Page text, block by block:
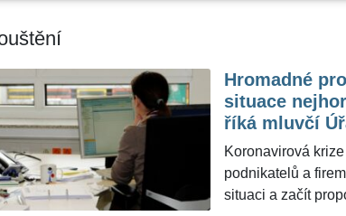
Hromadné
situace
říká mluvčí
Koronavirová
podnikatelů a
situaci a začít